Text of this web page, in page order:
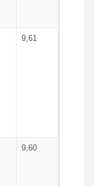
9,61
9,60